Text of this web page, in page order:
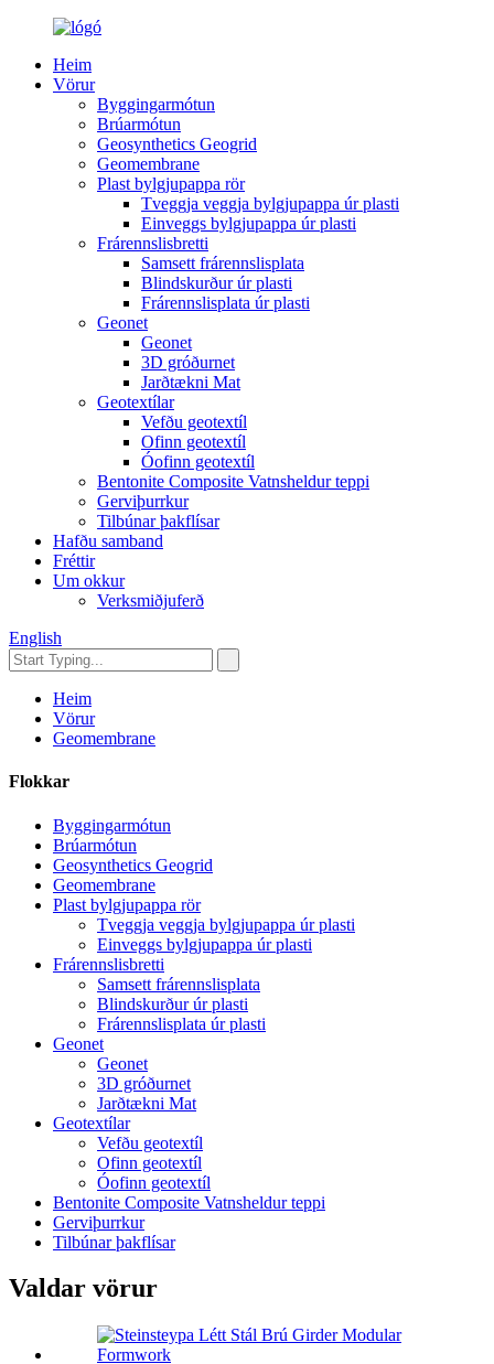
Heim
Vörur
Byggingarmótun
Brúarmótun
Geosynthetics Geogrid
Geomembrane
Plast bylgjupappa rör
Tveggja veggja bylgjupappa úr plasti
Einveggs bylgjupappa úr plasti
Frárennslisbretti
Samsett frárennslisplata
Blindskurður úr plasti
Frárennslisplata úr plasti
Geonet
Geonet
3D gróðurnet
Jarðtækni Mat
Geotextílar
Vefðu geotextíl
Ofinn geotextíl
Óofinn geotextíl
Bentonite Composite Vatnsheldur teppi
Gerviþurrkur
Tilbúnar þakflísar
Hafðu samband
Fréttir
Um okkur
Verksmiðjuferð
English
Heim
Vörur
Geomembrane
Flokkar
Byggingarmótun
Brúarmótun
Geosynthetics Geogrid
Geomembrane
Plast bylgjupappa rör
Tveggja veggja bylgjupappa úr plasti
Einveggs bylgjupappa úr plasti
Frárennslisbretti
Samsett frárennslisplata
Blindskurður úr plasti
Frárennslisplata úr plasti
Geonet
Geonet
3D gróðurnet
Jarðtækni Mat
Geotextílar
Vefðu geotextíl
Ofinn geotextíl
Óofinn geotextíl
Bentonite Composite Vatnsheldur teppi
Gerviþurrkur
Tilbúnar þakflísar
Valdar vörur